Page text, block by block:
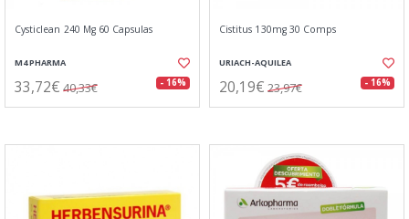
Cysticlean 240 Mg 60 Capsulas
M4 PHARMA
33,72€ 40,33€ - 16%
Cistitus 130mg 30 Comps
URIACH-AQUILEA
20,19€ 23,97€ - 16%